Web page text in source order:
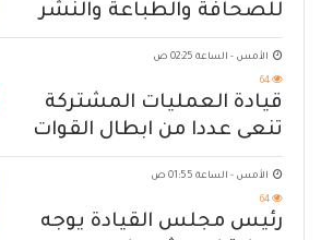
للصحافة والطباعة والنشر
الأمس - الساعة 02:25 ص
64
قيادة العمليات المشتركة
تنعى عددا من ابطال القوات
المسلحة
الأمس - الساعة 01:55 ص
64
رئيس مجلس القيادة يوجه